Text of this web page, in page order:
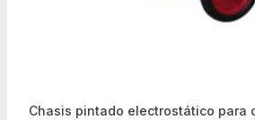
Chasis pintado electrostático para